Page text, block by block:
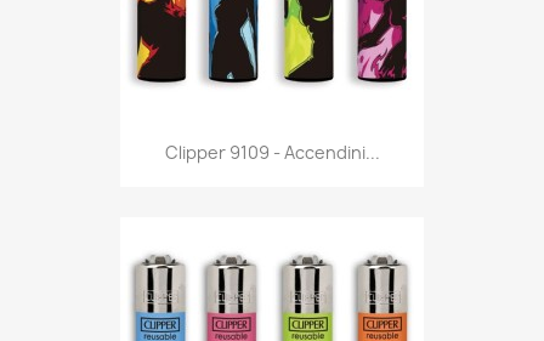
Anteprima
Clipper 9109 - Accendini...